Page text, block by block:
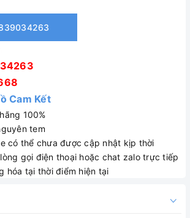
Cam Kết
100%
tem
có thể chưa được cập nhật kịp thời
gọi điện thoại hoặc chat zalo trực tiếp
hóa tại thời điểm hiện tại